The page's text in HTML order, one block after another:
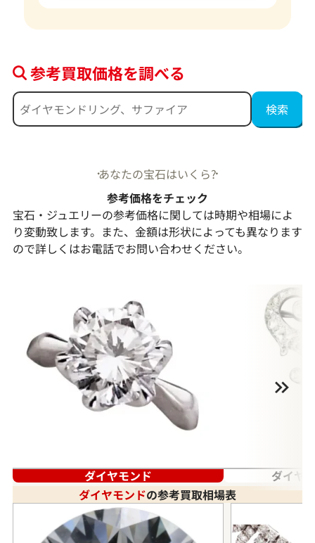
参考買取価格を調べる
あなたの宝石はいくら?
参考価格をチェック
宝石・ジュエリーの参考価格に関しては時期や相場によ
り変動致します。また、金額は形状によっても異なります
ので詳しくはお電話でお問い合わせください。
ダイヤモンド
ダイヤ
ダイヤモンドの参考買取相場表